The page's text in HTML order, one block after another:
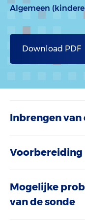
Algemeen
Download PDF
Inbrengen van
Voorbereiding
Mogelijke
van de sonde